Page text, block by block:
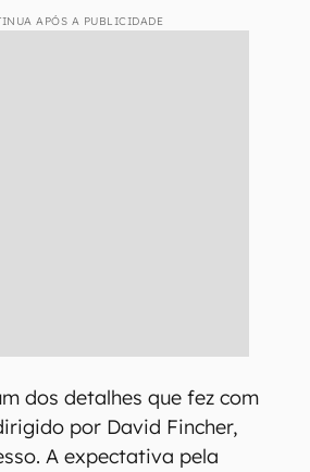
APÓS A PUBLICIDADE
dos detalhes que fez com
por David Fincher,
A expectativa pela